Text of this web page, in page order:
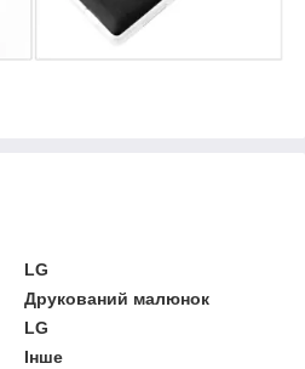
LG
Друкований малюнок
LG
Інше